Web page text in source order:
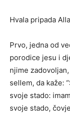
Hvala pripada
Prvo, jedna od
porodice jesu i
njime
sellem, da kaže:
svoje stado:
svoje stado,